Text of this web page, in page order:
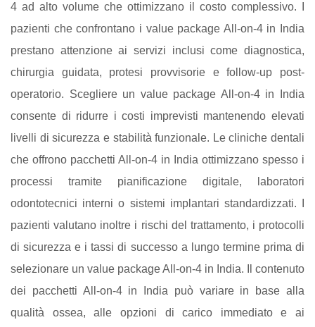
4 ad alto volume che ottimizzano il costo complessivo. I
pazienti che confrontano i value package All-on-4 in India
prestano attenzione ai servizi inclusi come diagnostica,
chirurgia guidata, protesi provvisorie e follow-up post-
operatorio. Scegliere un value package All-on-4 in India
consente di ridurre i costi imprevisti mantenendo elevati
livelli di sicurezza e stabilità funzionale. Le cliniche dentali
che offrono pacchetti All-on-4 in India ottimizzano spesso i
processi tramite pianificazione digitale, laboratori
odontotecnici interni o sistemi implantari standardizzati. I
pazienti valutano inoltre i rischi del trattamento, i protocolli
di sicurezza e i tassi di successo a lungo termine prima di
selezionare un value package All-on-4 in India. Il contenuto
dei pacchetti All-on-4 in India può variare in base alla
qualità ossea, alle opzioni di carico immediato e ai